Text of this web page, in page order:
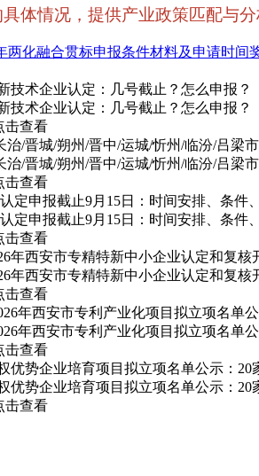
体情况，提供产业政策匹配与
两化融合贯标申报条件材料及申请时间
技术企业认定：几号截止？怎么申报？
技术企业认定：几号截止？怎么申报？
击查看
治/晋城/朔州/晋中/运城/忻州/临汾/吕梁
治/晋城/朔州/晋中/运城/忻州/临汾/吕梁
击查看
定申报截止9月15日：时间安排、条件
定申报截止9月15日：时间安排、条件
击查看
年西安市专精特新中小企业认定和复
年西安市专精特新中小企业认定和复
击查看
年西安市专利产业化项目拟立项名单
年西安市专利产业化项目拟立项名单
击查看
优势企业培育项目拟立项名单公示：
优势企业培育项目拟立项名单公示：
击查看